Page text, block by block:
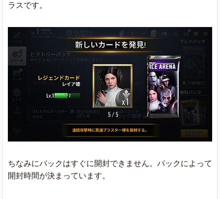
ラスです。
ちなみにパックはすぐに開封できません。パックによって
開封時間が決まっています。